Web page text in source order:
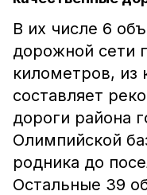
В их числе 6
дорожной сети
километров, из
составляет
дороги района
Олимпийской
родника до
Остальные 39